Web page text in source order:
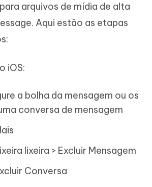
arquivos de mídia de alta
Aqui estão as etapas
iOS:
a bolha da mensagem ou os
conversa de mensagem
lixeira > Excluir Mensagem
Conversa